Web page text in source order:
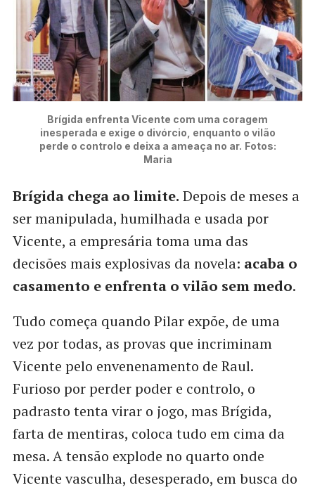
Brígida enfrenta Vicente com uma coragem
inesperada e exige o divórcio, enquanto o vilão
perde o controlo e deixa a ameaça no ar. Fotos:
Maria
Brígida chega ao limite. Depois de meses a
ser manipulada, humilhada e usada por
Vicente, a empresária toma uma das
decisões mais explosivas da novela: acaba o
casamento e enfrenta o vilão sem medo.
Tudo começa quando Pilar expõe, de uma
vez por todas, as provas que incriminam
Vicente pelo envenenamento de Raul.
Furioso por perder poder e controlo, o
padrasto tenta virar o jogo, mas Brígida,
farta de mentiras, coloca tudo em cima da
mesa. A tensão explode no quarto onde
Vicente vasculha, desesperado, em busca do